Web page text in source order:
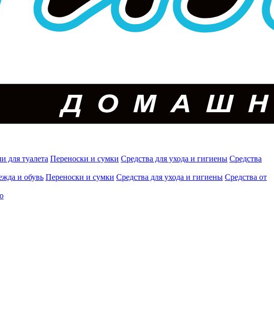
для туалета Переноски и сумки Средства для ухода и гигиены Средства
и обувь Переноски и сумки Средства для ухода и гигиены Средства от